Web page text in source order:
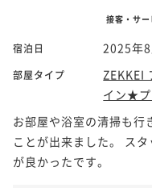
接客・サー
宿泊日 2025年
部屋タイプ
ZEKKEI
イン★プ
お部屋や浴室の清掃も行
ことが出来ました。 ス
が良かったです。